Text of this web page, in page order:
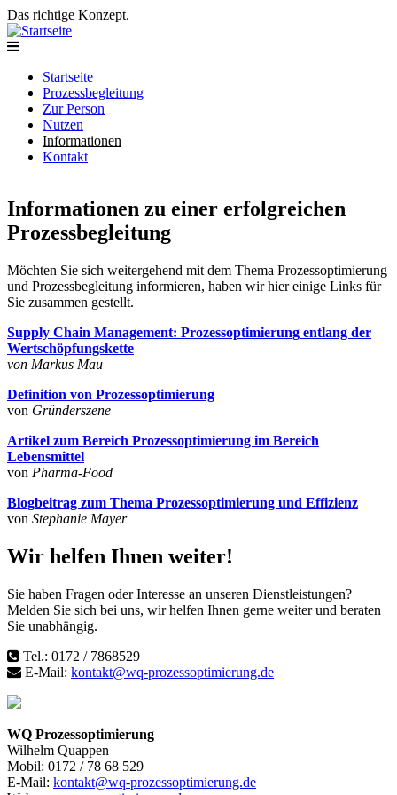
Direkt zum Inhalt
Skip to navigation
Das richtige Konzept.
Hauptmenü
Startseite
Prozessbegleitung
Zur Person
Nutzen
Informationen
Kontakt
Informationen zu einer erfolgreichen
Prozessbegleitung
Möchten Sie sich weitergehend mit dem Thema Prozessoptimierung
und Prozessbegleitung informieren, haben wir hier einige Links für
Sie zusammen gestellt.
Supply Chain Management: Prozessoptimierung entlang der
Wertschöpfungskette
von Markus Mau
Definition von Prozessoptimierung
von Gründerszene
Artikel zum Bereich Prozessoptimierung im Bereich
Lebensmittel
von Pharma-Food
Blogbeitrag zum Thema Prozessoptimierung und Effizienz
von Stephanie Mayer
Wir helfen Ihnen weiter!
Sie haben Fragen oder Interesse an unseren Dienstleistungen?
Melden Sie sich bei uns, wir helfen Ihnen gerne weiter und beraten
Sie unabhängig.
Tel.: 0172 / 7868529
E-Mail: kontakt@wq-prozessoptimierung.de
WQ Prozessoptimierung
Wilhelm Quappen
Mobil: 0172 / 78 68 529
E-Mail: kontakt@wq-prozessoptimierung.de